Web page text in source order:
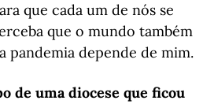
que cada um de nós se
que o mundo também
pandemia depende de mim.
de uma diocese que ficou